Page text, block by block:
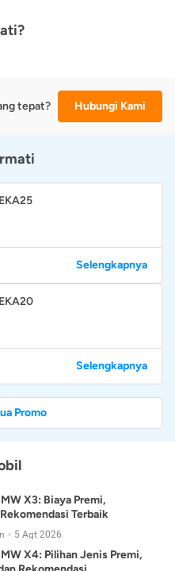
tepat? Hubungi Kami
Selengkapnya
Selengkapnya
Promo
X3: Biaya Premi,
Terbaik
5 Agt 2026
X4: Pilihan Jenis Premi,